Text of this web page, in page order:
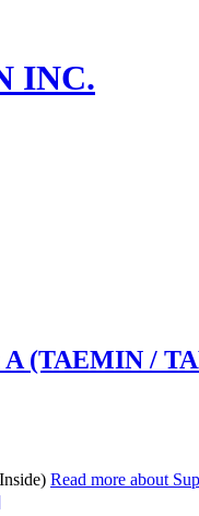
INC.
A (TAEMIN /
Read more about